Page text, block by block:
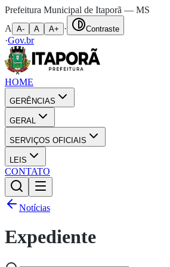
Prefeitura Municipal de Itaporã — MS
A
A- A A+ · Contraste
·Gov.br
HOME
GERÊNCIAS
GERAL
SERVIÇOS OFICIAIS
LEIS
CONTATO
Notícias
Expediente